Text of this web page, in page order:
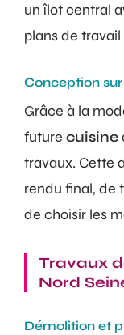
un îlot central
plans de
Conception
Grâce à la
future cuisine
travaux. Cette
rendu final, de
de choisir les
Travaux
Nord
Démolition et